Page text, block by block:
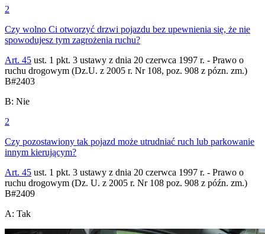
2
Czy wolno Ci otworzyć drzwi pojazdu bez upewnienia się, że nie
spowodujesz tym zagrożenia ruchu?
Art. 45 ust. 1 pkt. 3 ustawy z dnia 20 czerwca 1997 r. - Prawo o
ruchu drogowym (Dz.U. z 2005 r. Nr 108, poz. 908 z pózn. zm.)
B#2403
B: Nie
2
Czy pozostawiony tak pojazd może utrudniać ruch lub parkowanie
innym kierującym?
Art. 45 ust. 1 pkt. 3 ustawy z dnia 20 czerwca 1997 r. - Prawo o
ruchu drogowym (Dz. U. z 2005 r. Nr 108 poz. 908 z późn. zm.)
B#2409
A: Tak